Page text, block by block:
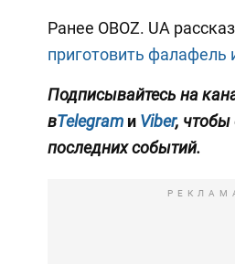
Ранее OBOZ. UA
приготовить фалафель
Подписывайтесь на
вTelegramи Viber, чтобы
последних событий.